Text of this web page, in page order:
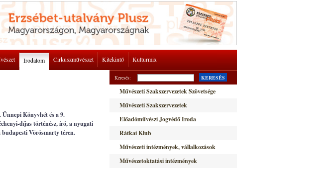
Irodalom Cirkuszművészet Kitekintő Kulturmix
Könyvhét és a 9.
díjas történész, író, a nyugati
Vörösmarty téren.
Keresés: KERESÉS
Művészeti Szakszervezetek Szövetsége
Művészeti Szakszervezetek
Előadóművészi Jogvédő Iroda
Rátkai Klub
Művészeti intézmények, vállalkozások
Művészetoktatási intézmények